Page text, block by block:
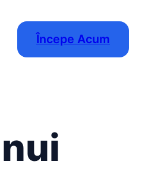
Începe Acum